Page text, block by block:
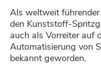
Als weltweit
den Kunststoff-
auch als Vorreiter auf
Automatisierung von
bekannt geworden.